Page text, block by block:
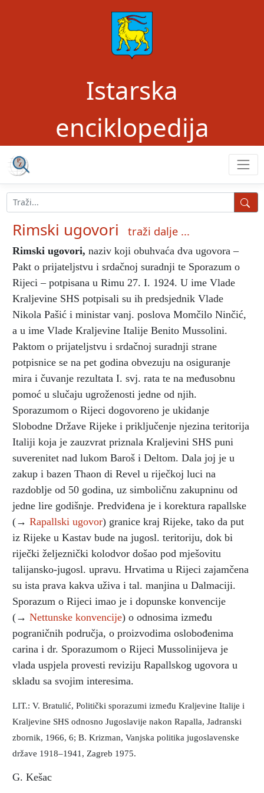
Istarska
enciklopedija
Rimski ugovori traži dalje ...
Rimski ugovori, naziv koji obuhvaća dva ugovora –
Pakt o prijateljstvu i srdačnoj suradnji te Sporazum o
Rijeci – potpisana u Rimu 27. I. 1924. U ime Vlade
Kraljevine SHS potpisali su ih predsjednik Vlade
Nikola Pašić i ministar vanj. poslova Momčilo Ninčić,
a u ime Vlade Kraljevine Italije Benito Mussolini.
Paktom o prijateljstvu i srdačnoj suradnji strane
potpisnice se na pet godina obvezuju na osiguranje
mira i čuvanje rezultata I. svj. rata te na međusobnu
pomoć u slučaju ugroženosti jedne od njih.
Sporazumom o Rijeci dogovoreno je ukidanje
Slobodne Države Rijeke i priključenje njezina teritorija
Italiji koja je zauzvrat priznala Kraljevini SHS puni
suverenitet nad lukom Baroš i Deltom. Dala joj je u
zakup i bazen Thaon di Revel u riječkoj luci na
razdoblje od 50 godina, uz simboličnu zakupninu od
jedne lire godišnje. Predviđena je i korektura rapallske
(→ Rapallski ugovor) granice kraj Rijeke, tako da put
iz Rijeke u Kastav bude na jugosl. teritoriju, dok bi
riječki željeznički kolodvor došao pod mješovitu
talijansko-jugosl. upravu. Hrvatima u Rijeci zajamčena
su ista prava kakva uživa i tal. manjina u Dalmaciji.
Sporazum o Rijeci imao je i dopunske konvencije
(→ Nettunske konvencije) o odnosima između
pograničnih područja, o proizvodima oslobođenima
carina i dr. Sporazumom o Rijeci Mussolinijeva je
vlada uspjela provesti reviziju Rapallskog ugovora u
skladu sa svojim interesima.
LIT.: V. Bratulić, Politički sporazumi između Kraljevine Italije i
Kraljevine SHS odnosno Jugoslavije nakon Rapalla, Jadranski
zbornik, 1966, 6; B. Krizman, Vanjska politika jugoslavenske
države 1918–1941, Zagreb 1975.
G. Kešac